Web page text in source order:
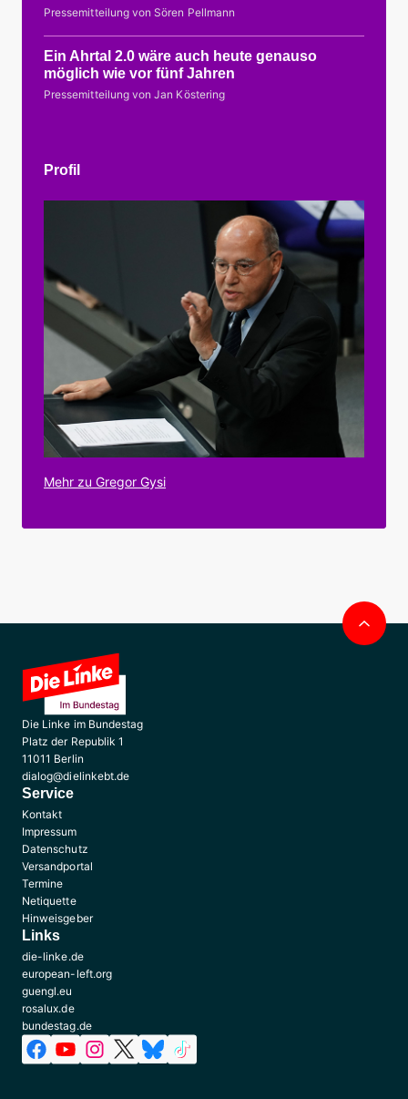
Pressemitteilung von Sören Pellmann
Ein Ahrtal 2.0 wäre auch heute genauso
möglich wie vor fünf Jahren
Pressemitteilung von Jan Köstering
Profil
Mehr zu Gregor Gysi
Die Linke im Bundestag
Platz der Republik 1
11011 Berlin
dialog@dielinkebt.de
Service
Kontakt
Impressum
Datenschutz
Versandportal
Termine
Netiquette
Hinweisgeber
Links
die-linke.de
european-left.org
guengl.eu
rosalux.de
bundestag.de